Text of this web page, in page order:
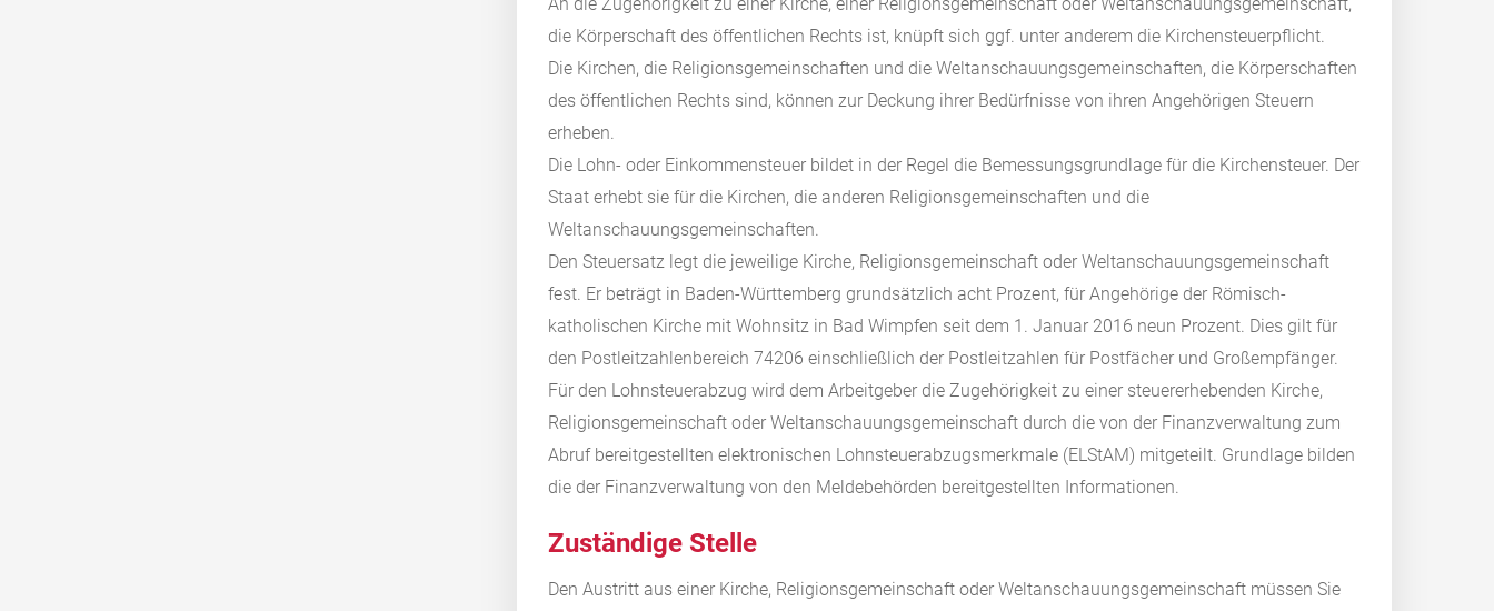
die Körperschaft des öffentlichen Rechts ist, knüpft sich ggf. unter anderem die Kirchensteuerpflicht.
Die Kirchen, die Religionsgemeinschaften und die Weltanschauungsgemeinschaften, die Körperschaften
des öffentlichen Rechts sind, können zur Deckung ihrer Bedürfnisse von ihren Angehörigen Steuern
erheben.
Die Lohn- oder Einkommensteuer bildet in der Regel die Bemessungsgrundlage für die Kirchensteuer. Der
Staat erhebt sie für die Kirchen, die anderen Religionsgemeinschaften und die
Weltanschauungsgemeinschaften.
Den Steuersatz legt die jeweilige Kirche, Religionsgemeinschaft oder Weltanschauungsgemeinschaft
fest. Er beträgt in Baden-Württemberg grundsätzlich acht Prozent, für Angehörige der Römisch-
katholischen Kirche mit Wohnsitz in Bad Wimpfen seit dem 1. Januar 2016 neun Prozent. Dies gilt für
den Postleitzahlenbereich 74206 einschließlich der Postleitzahlen für Postfächer und Großempfänger.
Für den Lohnsteuerabzug wird dem Arbeitgeber die Zugehörigkeit zu einer steuererhebenden Kirche,
Religionsgemeinschaft oder Weltanschauungsgemeinschaft durch die von der Finanzverwaltung zum
Abruf bereitgestellten elektronischen Lohnsteuerabzugsmerkmale (ELStAM) mitgeteilt. Grundlage bilden
die der Finanzverwaltung von den Meldebehörden bereitgestellten Informationen.
Zuständige Stelle
Den Austritt aus einer Kirche, Religionsgemeinschaft oder Weltanschauungsgemeinschaft müssen Sie